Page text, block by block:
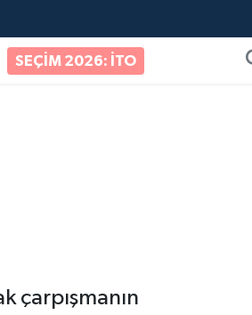
SEÇİM 2026: İTO
çarpışmanın